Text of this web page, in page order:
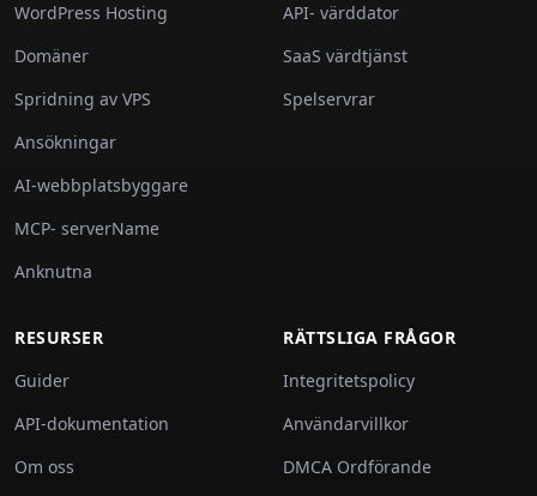
WordPress Hosting
Domäner
Spridning av VPS
Ansökningar
AI-webbplatsbyggare
MCP- serverName
Anknutna
API- värddator
SaaS värdtjänst
Spelservrar
RESURSER
Guider
API-dokumentation
Om oss
RÄTTSLIGA FRÅGOR
Integritetspolicy
Användarvillkor
DMCA Ordförande